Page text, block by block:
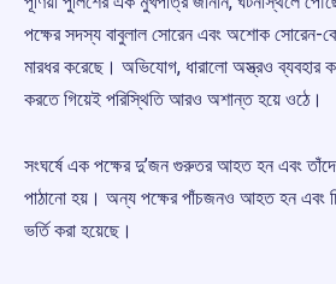
পক্ষের সদস্য বাবুলাল সোরেন এবং অশোক সোরেন-
মারধর করেছে। অভিযোগ, ধারালো অস্ত্রও ব্যবহার
করতে গিয়েই পরিস্থিতি আরও অশান্ত হয়ে ওঠে।
সংঘর্ষে এক পক্ষের দু’জন গুরুতর আহত হন এবং
পাঠানো হয়। অন্য পক্ষের পাঁচজনও আহত হন এবং
ভর্তি করা হয়েছে।